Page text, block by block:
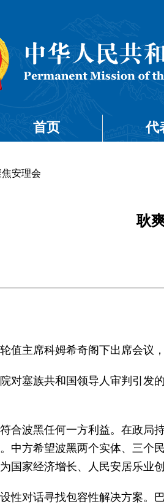
首页 代
焦安理会
耿
值主席科姆希奇阁下出席会议
对塞族共和国领导人审判引发
合波黑任何一方利益。在政局
中方希望波黑两个实体、三个
国家经济增长、人民安居乐业
性对话寻找包容性解决方案。